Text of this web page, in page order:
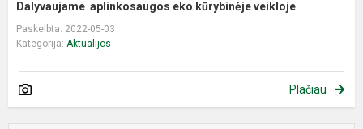
Dalyvaujame aplinkosaugos eko kūrybinėje veikloje
Paskelbta: 2022-05-03
Kategorija: Aktualijos
Plačiau